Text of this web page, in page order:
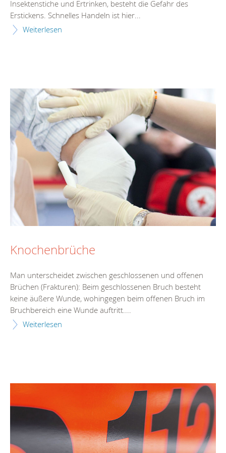
Insektenstiche und Ertrinken, besteht die Gefahr des
Erstickens. Schnelles Handeln ist hier...
Weiterlesen
Knochenbrüche
Man unterscheidet zwischen geschlossenen und offenen
Brüchen (Frakturen): Beim geschlossenen Bruch besteht
keine äußere Wunde, wohingegen beim offenen Bruch im
Bruchbereich eine Wunde auftritt....
Weiterlesen